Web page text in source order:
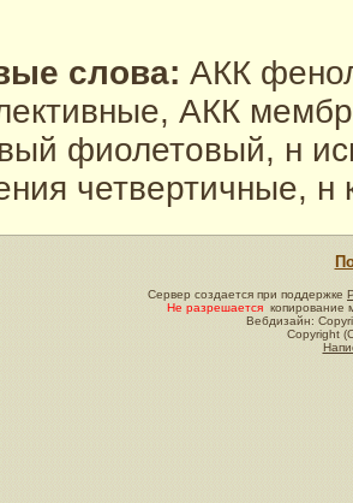
слова: АКК
АКК
фиолетовый, н
четвертичные, н
Сервер создается при поддержке
Не разрешается копирование
Вебдизайн:
Copyright